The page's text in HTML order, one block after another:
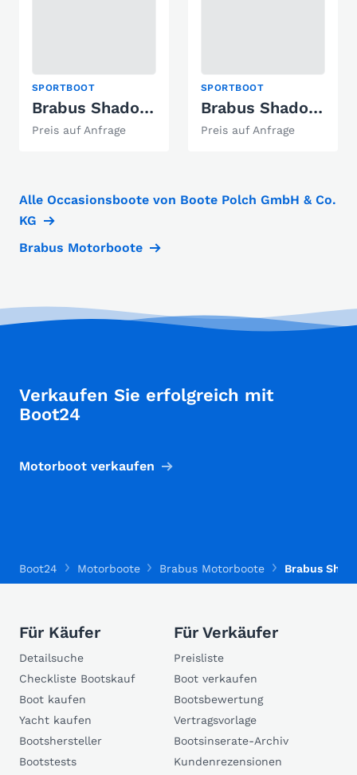
SPORTBOOT
Brabus Shadow 1300 Cross Cabin
Preis auf Anfrage
SPORTBOOT
Brabus Shadow 500 Cabin
Preis auf Anfrage
Alle Occasionsboote von Boote Polch GmbH & Co.
KG
Brabus Motorboote
Verkaufen Sie erfolgreich mit
Boot24
Motorboot verkaufen
Boot24 Motorboote Brabus Motorboote Brabus
Für Käufer
Detailsuche
Checkliste Bootskauf
Boot kaufen
Yacht kaufen
Bootshersteller
Bootstests
Für Verkäufer
Preisliste
Boot verkaufen
Bootsbewertung
Vertragsvorlage
Bootsinserate-Archiv
Kundenrezensionen